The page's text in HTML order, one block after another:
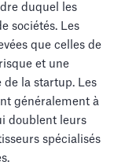
duquel les
sociétés. Les
que celles de
et une
la startup. Les
généralement à
doublent leurs
spécialisés